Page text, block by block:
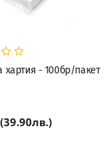
хартия - 100бр/пакет